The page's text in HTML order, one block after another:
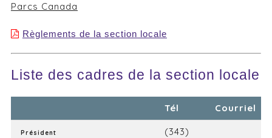
Parcs Canada
Règlements de la section locale
Liste des cadres de la section locale
Tél Courriel
Président
(343)